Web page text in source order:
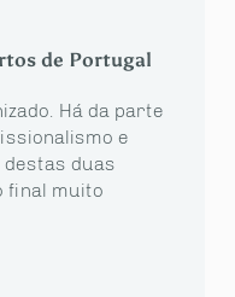
de Portugal
Há da parte
e
duas
final muito